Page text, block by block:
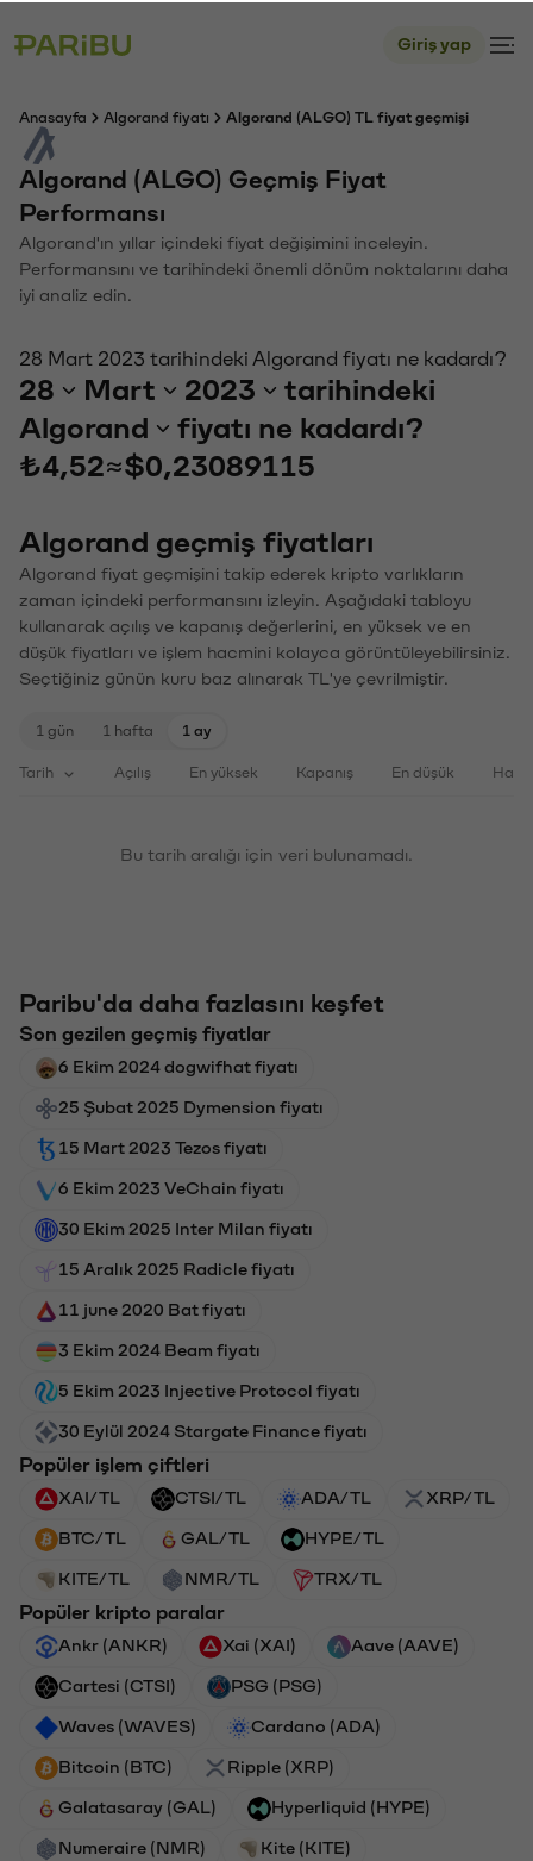
Giriş yap
Anasayfa Algorand fiyatı Algorand (ALGO) TL fiyat geçmişi
Algorand (ALGO) Geçmiş Fiyat
Performansı
Algorand'ın yıllar içindeki fiyat değişimini inceleyin.
Performansını ve tarihindeki önemli dönüm noktalarını daha
iyi analiz edin.
28 Mart 2023 tarihindeki Algorand fiyatı ne kadardı?
28 Mart 2023
tarihindeki
Algorand
fiyatı ne kadardı?
₺4,52≈$0,23089115
Algorand geçmiş fiyatları
Algorand fiyat geçmişini takip ederek kripto varlıkların
zaman içindeki performansını izleyin. Aşağıdaki tabloyu
kullanarak açılış ve kapanış değerlerini, en yüksek ve en
düşük fiyatları ve işlem hacmini kolayca görüntüleyebilirsiniz.
Seçtiğiniz günün kuru baz alınarak TL'ye çevrilmiştir.
1 gün 1 hafta 1 ay
Tarih Açılış En yüksek Kapanış En düşük
Bu tarih aralığı için veri bulunamadı.
Paribu'da daha fazlasını keşfet
Son gezilen geçmiş fiyatlar
6 Ekim 2024 dogwifhat fiyatı
25 Şubat 2025 Dymension fiyatı
15 Mart 2023 Tezos fiyatı
6 Ekim 2023 VeChain fiyatı
30 Ekim 2025 Inter Milan fiyatı
15 Aralık 2025 Radicle fiyatı
11 june 2020 Bat fiyatı
3 Ekim 2024 Beam fiyatı
5 Ekim 2023 Injective Protocol fiyatı
30 Eylül 2024 Stargate Finance fiyatı
Popüler işlem çiftleri
XAI/TL CTSI/TL ADA/TL XRP/TL
BTC/TL GAL/TL HYPE/TL
KITE/TL NMR/TL TRX/TL
Popüler kripto paralar
Ankr (ANKR) Xai (XAI) Aave (AAVE)
Cartesi (CTSI) PSG (PSG)
Waves (WAVES) Cardano (ADA)
Bitcoin (BTC) Ripple (XRP)
Galatasaray (GAL) Hyperliquid (HYPE)
Numeraire (NMR) Kite (KITE)